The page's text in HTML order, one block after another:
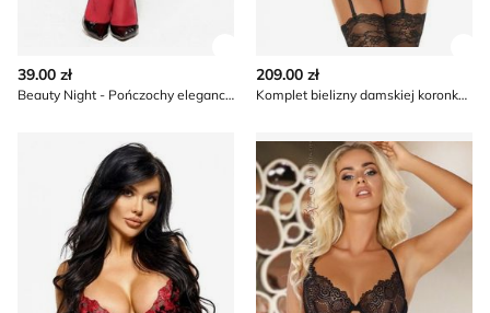
39.00 zł
Beauty Night - Pończochy eleganckie
209.00 zł
Komplet bielizny damskiej koronkowy Beauty Night
Body damskie koronkowe Beauty NightBody damskie z koronką